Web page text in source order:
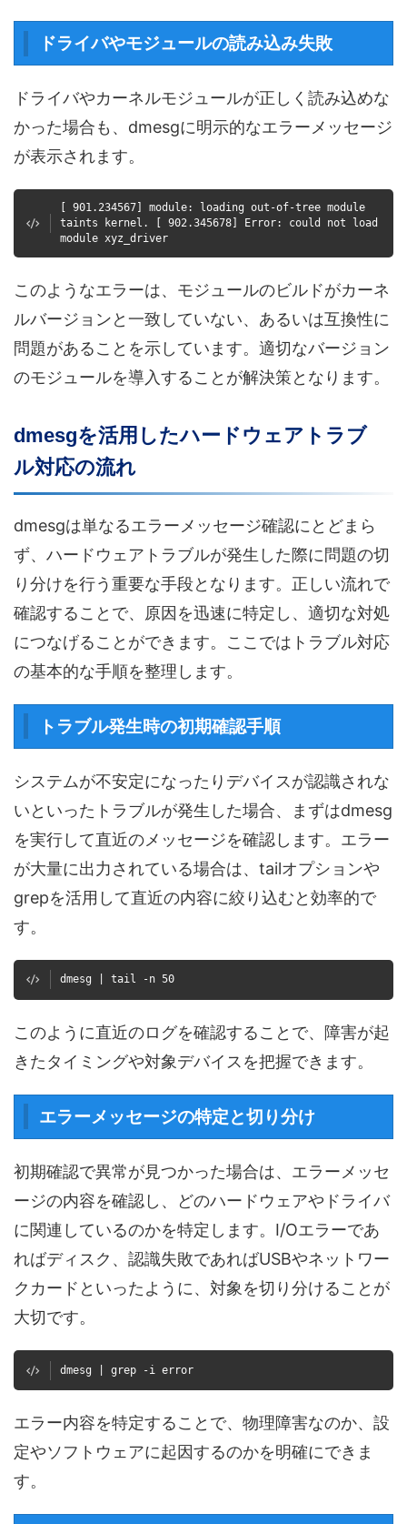
ドライバやモジュールの読み込み失敗
ドライバやカーネルモジュールが正しく読み込めな
かった場合も、dmesgに明示的なエラーメッセージ
が表示されます。
[ 901.234567] module: loading out-of-tree module
taints kernel. [ 902.345678] Error: could not load
module xyz_driver
このようなエラーは、モジュールのビルドがカーネ
ルバージョンと一致していない、あるいは互換性に
問題があることを示しています。適切なバージョン
のモジュールを導入することが解決策となります。
dmesgを活用したハードウェアトラブ
ル対応の流れ
dmesgは単なるエラーメッセージ確認にとどまら
ず、ハードウェアトラブルが発生した際に問題の切
り分けを行う重要な手段となります。正しい流れで
確認することで、原因を迅速に特定し、適切な対処
につなげることができます。ここではトラブル対応
の基本的な手順を整理します。
トラブル発生時の初期確認手順
システムが不安定になったりデバイスが認識されな
いといったトラブルが発生した場合、まずはdmesg
を実行して直近のメッセージを確認します。エラー
が大量に出力されている場合は、tailオプションや
grepを活用して直近の内容に絞り込むと効率的で
す。
dmesg | tail -n 50
このように直近のログを確認することで、障害が起
きたタイミングや対象デバイスを把握できます。
エラーメッセージの特定と切り分け
初期確認で異常が見つかった場合は、エラーメッセ
ージの内容を確認し、どのハードウェアやドライバ
に関連しているのかを特定します。I/Oエラーであ
ればディスク、認識失敗であればUSBやネットワー
クカードといったように、対象を切り分けることが
大切です。
dmesg | grep -i error
エラー内容を特定することで、物理障害なのか、設
定やソフトウェアに起因するのかを明確にできま
す。